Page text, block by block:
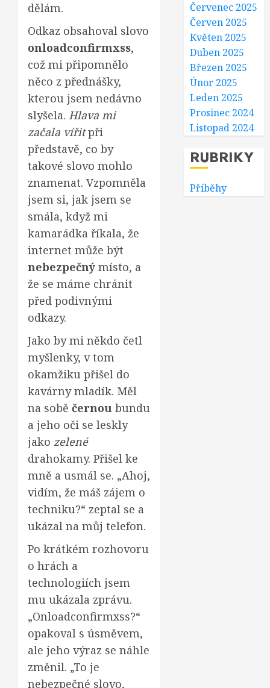
dělám.
Odkaz obsahoval slovo
onloadconfirmxss,
což mi připomnělo
něco z přednášky,
kterou jsem nedávno
slyšela. Hlava mi
začala vířitpři
představě, co by
takové slovo mohlo
znamenat. Vzpomněla
jsem si, jak jsem se
smála, když mi
kamarádka říkala, že
internet může být
nebezpečný místo, a
že se máme chránit
před podivnými
odkazy.
Jako by mi někdo četl
myšlenky, v tom
okamžiku přišel do
kavárny mladík. Měl
na sobě černou bundu
a jeho oči se leskly
jako zelené
drahokamy. Přišel ke
mně a usmál se. „Ahoj,
vidím, že máš zájem o
techniku?“ zeptal se a
ukázal na můj telefon.
Po krátkém rozhovoru
o hrách a
technologiích jsem
mu ukázala zprávu.
„Onloadconfirmxss?“
opakoval s úsměvem,
ale jeho výraz se náhle
změnil. „To je
nebezpečné slovo,
Červenec 2025
Červen 2025
Květen 2025
Duben 2025
Březen 2025
Únor 2025
Leden 2025
Prosinec 2024
Listopad 2024
RUBRIKY
Příběhy